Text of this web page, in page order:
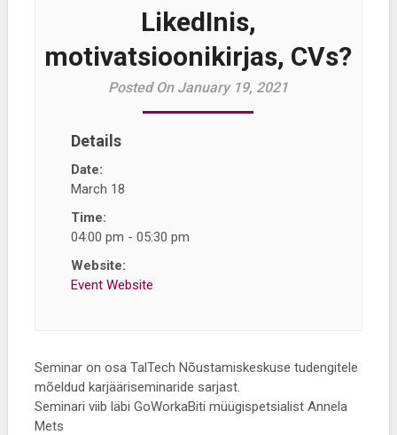
LikedInis,
motivatsioonikirjas, CVs?
Posted On January 19, 2021
Details
Date:
March 18
Time:
04:00 pm - 05:30 pm
Website:
Event Website
Seminar on osa TalTech Nõustamiskeskuse tudengitele
mõeldud karjääriseminaride sarjast.
Seminari viib läbi GoWorkaBiti müügispetsialist Annela
Mets